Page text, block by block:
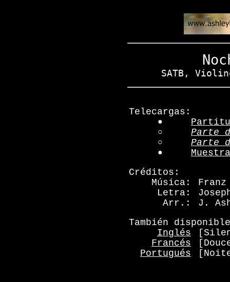
SATB,
Telecargas:
●
○ Parte
○ Parte
●
Créditos:
Música:
Franz
Letra:
Arr.:
J.
También
Inglés
Francés
Portugués